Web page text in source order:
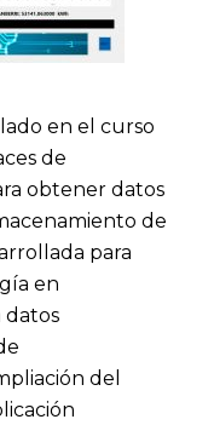
en el curso
de
obtener datos
de
para
en
datos
del